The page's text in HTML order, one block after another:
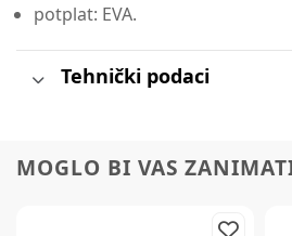
potplat: EVA.
Tehnički podaci
MOGLO BI VAS